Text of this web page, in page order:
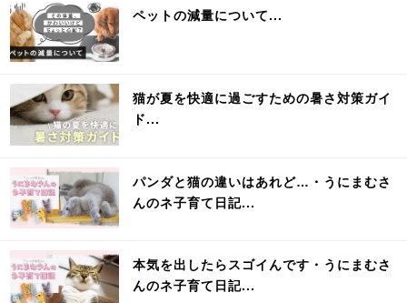
ペットの減量について...
猫が夏を快適に過ごすための暑さ対策ガイ
ド...
パンダと猫の違いはあれど…・うにまむさ
んのネ子育て日記...
本気を出したらスゴイんです・うにまむさ
んのネ子育て日記...